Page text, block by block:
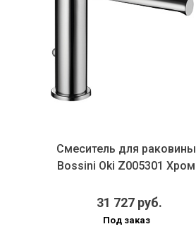
Смеситель для раковины
Bossini Oki Z005301 Хром
31 727 руб.
Под заказ